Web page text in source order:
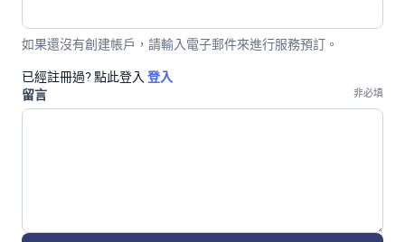
如果還沒有創建帳戶，請輸入電子郵件來進行服務預訂。
已經註冊過? 點此登入 登入
留言
非必填